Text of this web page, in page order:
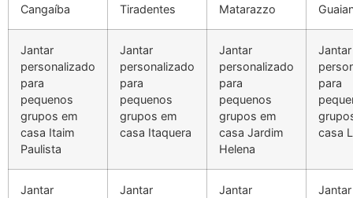
Cangaíba
Tiradentes
Matarazzo
Jantar
personalizado
para
pequenos
grupos em
casa Itaim
Paulista
Jantar
personalizado
para
pequenos
grupos em
casa Itaquera
Jantar
personalizado
para
pequenos
grupos em
casa Jardim
Helena
Jantar
para
casa
Jantar
Jantar
Jantar
Jantar